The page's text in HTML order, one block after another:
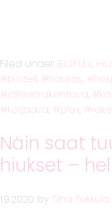
Filed Under: BIOPLEX,
biozell, hauras,
jälleenrakentava,
korjaava, plex,
Näin saat
hiukset –
1.9.2020 by Tiina Takkula